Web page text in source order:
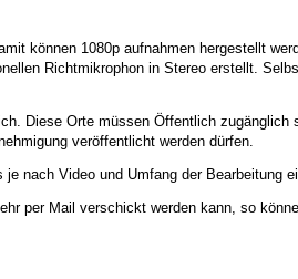
können 1080p aufnahmen hergestellt
Richtmikrophon in Stereo erstellt.
Diese Orte müssen Öffentlich
veröffentlicht werden dürfen.
nach Video und Umfang der Bearbeitung
per Mail verschickt werden kann, so